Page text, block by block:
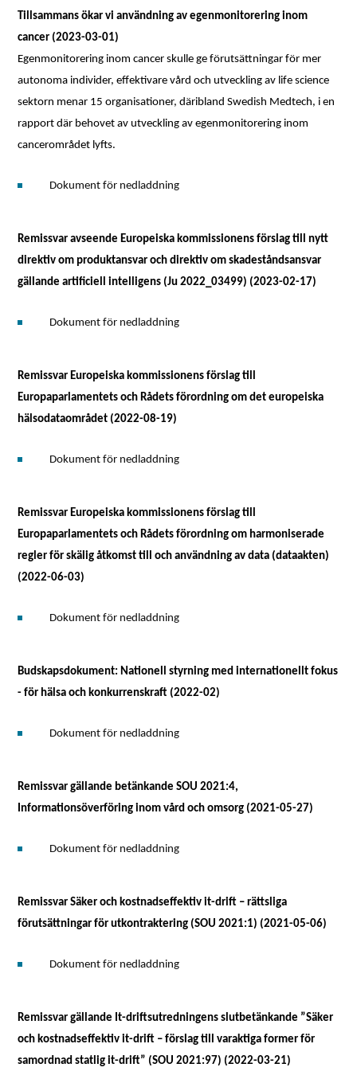
Tillsammans ökar vi användning av egenmonitorering inom
cancer (2023-03-01)
Egenmonitorering inom cancer skulle ge förutsättningar för mer
autonoma individer, effektivare vård och utveckling av life science
sektorn menar 15 organisationer, däribland Swedish Medtech, i en
rapport där behovet av utveckling av egenmonitorering inom
cancerområdet lyfts.
Dokument för nedladdning
Remissvar avseende Europeiska kommissionens förslag till nytt
direktiv om produktansvar och direktiv om skadeståndsansvar
gällande artificiell intelligens (Ju 2022_03499) (2023-02-17)
Dokument för nedladdning
Remissvar Europeiska kommissionens förslag till
Europaparlamentets och Rådets förordning om det europeiska
hälsodataområdet (2022-08-19)
Dokument för nedladdning
Remissvar Europeiska kommissionens förslag till
Europaparlamentets och Rådets förordning om harmoniserade
regler för skälig åtkomst till och användning av data (dataakten)
(2022-06-03)
Dokument för nedladdning
Budskapsdokument: Nationell styrning med internationellt fokus
- för hälsa och konkurrenskraft (2022-02)
Dokument för nedladdning
Remissvar gällande betänkande SOU 2021:4,
Informationsöverföring inom vård och omsorg (2021-05-27)
Dokument för nedladdning
Remissvar Säker och kostnadseffektiv it-drift – rättsliga
förutsättningar för utkontraktering (SOU 2021:1) (2021-05-06)
Dokument för nedladdning
Remissvar gällande It-driftsutredningens slutbetänkande ”Säker
och kostnadseffektiv it-drift – förslag till varaktiga former för
samordnad statlig it-drift” (SOU 2021:97) (2022-03-21)